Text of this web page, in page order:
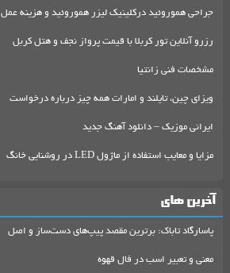
جراحی هموروئید درکلینیک لیزر هموروئید و هزینه عمل
رزرو آنلاین تور کربلا با قیمت پرواز نجف و هتل کربل
مشخصات فنی زانتیا
ویزای چین، تایلند و امارات همه چیز درباره درخواست
ایرانی موزیک – دانلود آهنگ جدید
مزایا و معایب استفاده از ماژول LED در روشنایی خانگ
آخرین های
پاسارگاد تاباک: برترین مقصد پیپ‌های دست‌ساز و اصل
معنی و تعبیر اسب در فال قهوه